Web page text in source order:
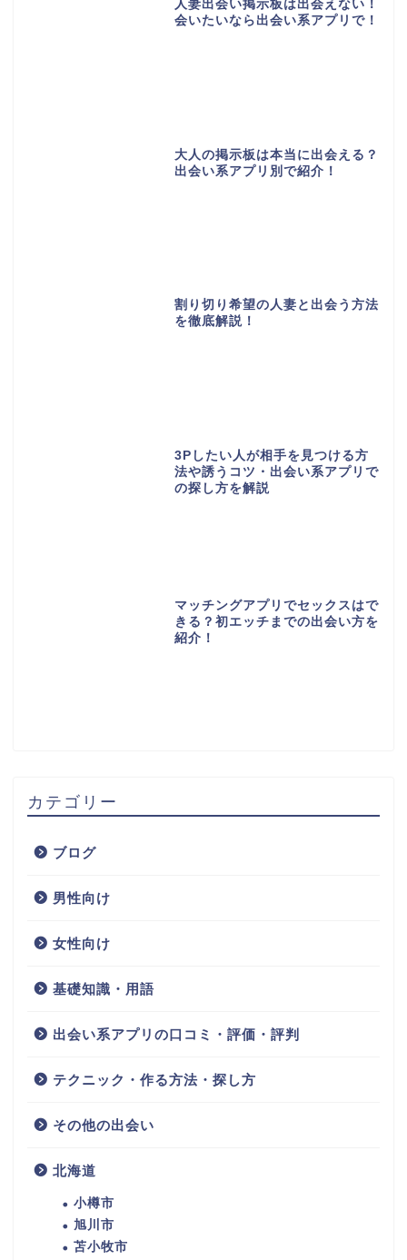
人妻出会い掲示板は出会えない！
会いたいなら出会い系アプリで！
大人の掲示板は本当に出会える？
出会い系アプリ別で紹介！
割り切り希望の人妻と出会う方法
を徹底解説！
3Pしたい人が相手を見つける方
法や誘うコツ・出会い系アプリで
の探し方を解説
マッチングアプリでセックスはで
きる？初エッチまでの出会い方を
紹介！
カテゴリー
ブログ
男性向け
女性向け
基礎知識・用語
出会い系アプリの口コミ・評価・評判
テクニック・作る方法・探し方
その他の出会い
北海道
小樽市
旭川市
苫小牧市